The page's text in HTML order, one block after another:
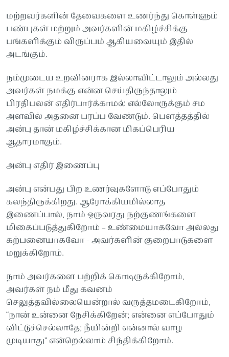
மற்றவர்களின் தேவைகளை உணர்ந்து கொள்ளும்
பண்புகள் மற்றும் அவர்களின் மகிழ்ச்சிக்கு
பங்களிக்கும் விருப்பம் ஆகியவையும் இதில்
அடங்கும்.
நம்முடைய உறவினராக இல்லாவிட்டாலும் அல்லது
அவர்கள் நமக்கு என்ன செய்திருந்தாலும்
பிரதிபலன் எதிர்பார்க்காமல் எல்லோருக்கும் சம
அளவில் அதனை பரப்ப வேண்டும். பௌத்தத்தில்
அன்பு தான் மகிழ்ச்சிக்கான மிகப்பெரிய
ஆதாரமாகும்.
அன்பு எதிர் இணைப்பு
அன்பு என்பது பிற உணர்வுகளோடு எப்போதும்
கலந்திருக்கிறது. ஆரோக்கியமில்லாத
இணைப்பால், நாம் ஒருவரது நற்குணங்களை
மிகைப்படுத்துகிறோம் – உண்மையாகவோ அல்லது
கற்பனையாகவோ - அவர்களின் குறைபாடுகளை
மறுக்கிறோம்.
நாம் அவர்களை பற்றிக் கொடிருக்கிறோம்,
அவர்கள் நம் மீது கவனம்
செலுத்தவில்லையென்றால் வருத்தமடைகிறோம்,
“நான் உன்னை நேசிக்கிறேன்; என்னை எப்போதும்
விட்டுச்செல்லாதே; நீயின்றி என்னால் வாழ
முடியாது” என்றெல்லாம் சிந்திக்கிறோம்.